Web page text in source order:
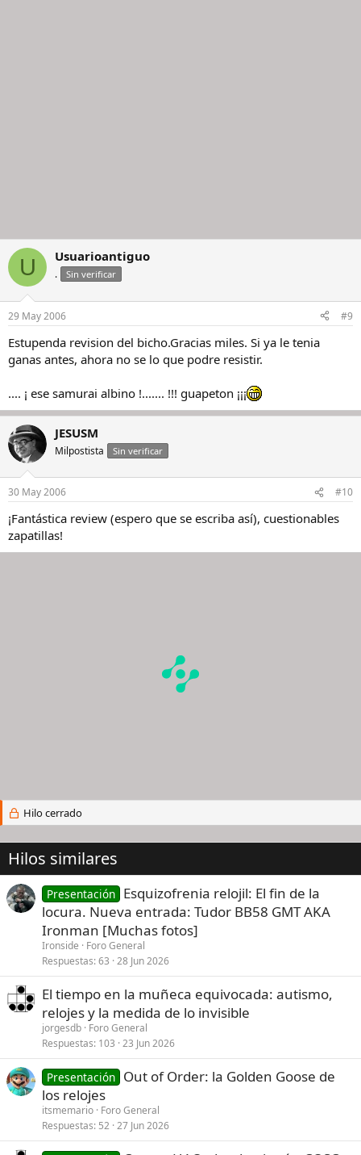
U Usuarioantiguo
. Sin verificar
29 May 2006 #9
Estupenda revision del bicho.Gracias miles. Si ya le tenia
ganas antes, ahora no se lo que podre resistir.
.... ¡ ese samurai albino !....... !!! guapeton ¡¡¡
JESUSM
Milpostista Sin verificar
30 May 2006 #10
¡Fantástica review (espero que se escriba así), cuestionables
zapatillas!
Hilo cerrado
Hilos similares
Presentación Esquizofrenia relojil: El fin de la
locura. Nueva entrada: Tudor BB58 GMT AKA
Ironman [Muchas fotos]
Ironside
Foro General
Respuestas 63 28 Jun 2026
El tiempo en la muñeca equivocada: autismo,
relojes y la medida de lo invisible
jorgesdb Foro General
Respuestas 103 23 Jun 2026
Presentación Out of Order: la Golden Goose de
los relojes
itsmemario Foro General
Respuestas 52 27 Jun 2026